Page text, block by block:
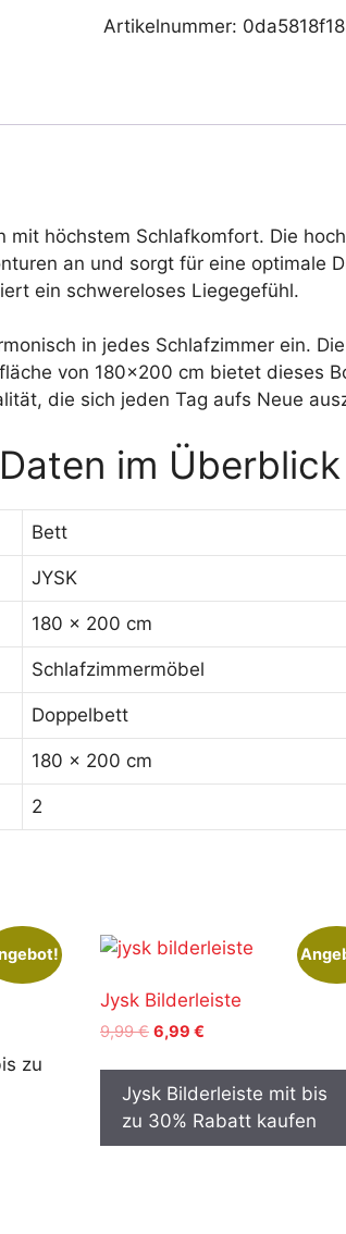
Artikelnummer:
mit höchstem Schlafkomfort. Die
an und sorgt für eine optimale
ein schwereloses Liegegefühl.
in jedes Schlafzimmer ein.
von 180×200 cm bietet dieses
die sich jeden Tag aufs Neue
im Überblick
Bett
JYSK
180 x 200 cm
Schlafzimmermöbel
Doppelbett
180 x 200 cm
2
zu
Jysk Bilderleiste
9,99€ Ursprünglicher
war:
9,99 €
6,99 €
ist:
6,99 €.
Jysk Bilderleiste mit bis
zu 30% Rabatt kaufen